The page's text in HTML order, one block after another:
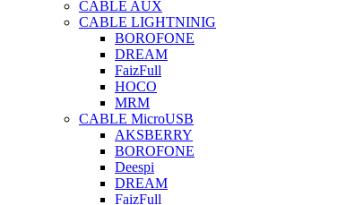
CABLE AUX
CABLE LIGHTNINIG
BOROFONE
DREAM
FaizFull
HOCO
MRM
CABLE MicroUSB
AKSBERRY
BOROFONE
Deespi
DREAM
FaizFull